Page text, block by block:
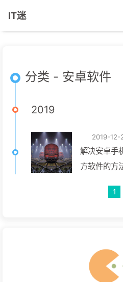
IT迷
分类 - 安卓软件
2019
2019-12-
解决安卓手
方软件的方
1